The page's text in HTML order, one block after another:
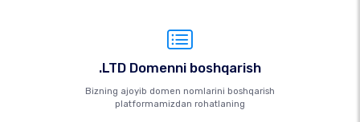
.LTD Domenni boshqarish
Bizning ajoyib domen nomlarini boshqarish
platformamizdan rohatlaning